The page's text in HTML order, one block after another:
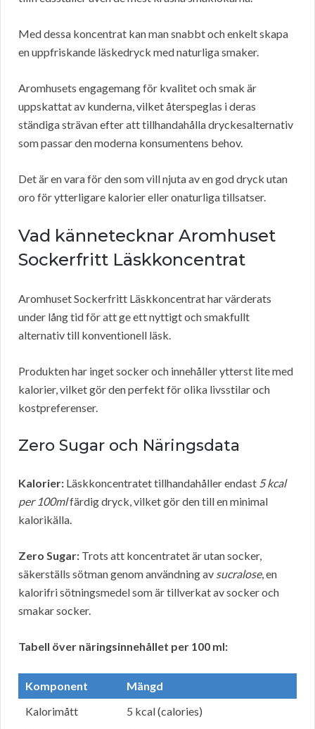
Med dessa koncentrat kan man snabbt och enkelt skapa
en uppfriskande läskedryck med naturliga smaker.
Aromhusets engagemang för kvalitet och smak är
uppskattat av kunderna, vilket återspeglas i deras
ständiga strävan efter att tillhandahålla dryckesalternativ
som passar den moderna konsumentens behov.
Det är en vara för den som vill njuta av en god dryck utan
oro för ytterligare kalorier eller onaturliga tillsatser.
Vad kännetecknar Aromhuset
Sockerfritt Läskkoncentrat
Aromhuset Sockerfritt Läskkoncentrat har värderats
under lång tid för att ge ett nyttigt och smakfullt
alternativ till konventionell läsk.
Produkten har inget socker och innehåller ytterst lite med
kalorier, vilket gör den perfekt för olika livsstilar och
kostpreferenser.
Zero Sugar och Näringsdata
Kalorier: Läskkoncentratet tillhandahåller endast 5 kcal
per 100mlfärdig dryck, vilket gör den till en minimal
kalorikälla.
Zero Sugar: Trots att koncentratet är utan socker,
säkerställs sötman genom användning av sucralose, en
kalorifri sötningsmedel som är tillverkat av socker och
smakar socker.
Tabell över näringsinnehållet per 100 ml:
Komponent
Mängd
Kalorimått
5 kcal (calories)